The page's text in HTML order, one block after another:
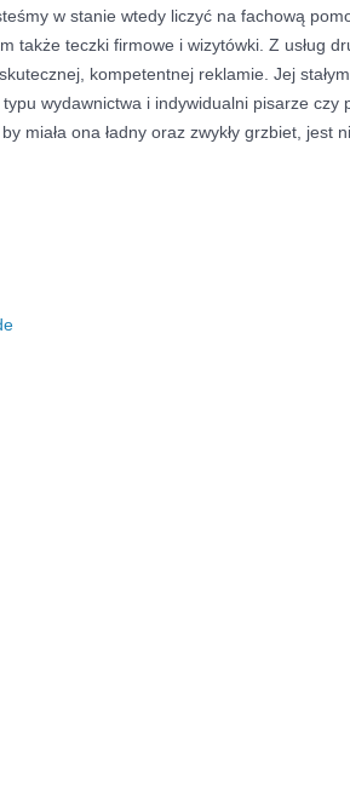
w stanie wtedy liczyć na fachową
także teczki firmowe i wizytówki. Z usług
kompetentnej reklamie. Jej
wydawnictwa i indywidualni pisarze czy
miała ona ładny oraz zwykły grzbiet, jest